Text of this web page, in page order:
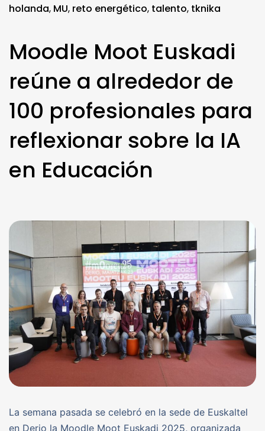
holanda, MU, reto energético, talento, tknika
Moodle Moot Euskadi
reúne a alrededor de
100 profesionales para
reflexionar sobre la IA
en Educación
La semana pasada se celebró en la sede de Euskaltel
en Derio la Moodle Moot Euskadi 2025, organizada